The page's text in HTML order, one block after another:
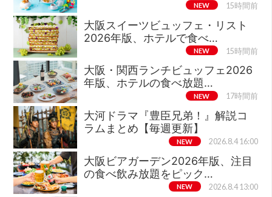
NEW 15時間前
大阪スイーツビュッフェ・リスト
2026年版、ホテルで食べ…
NEW 15時間前
大阪・関西ランチビュッフェ2026
年版、ホテルの食べ放題…
NEW 17時間前
大河ドラマ『豊臣兄弟！』解説コ
ラムまとめ【毎週更新】
NEW 2026.8.4 16:00
大阪ビアガーデン2026年版、注目
の食べ飲み放題をピック…
NEW 2026.8.4 13:00